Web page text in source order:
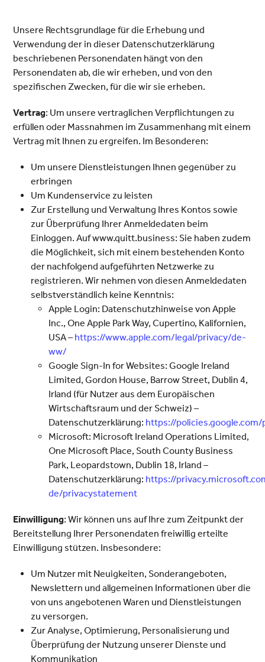
Unsere Rechtsgrundlage für die Erhebung und
Verwendung der in dieser Datenschutzerklärung
beschriebenen Personendaten hängt von den
Personendaten ab, die wir erheben, und von den
spezifischen Zwecken, für die wir sie erheben.
Vertrag: Um unsere vertraglichen Verpflichtungen zu
erfüllen oder Massnahmen im Zusammenhang mit einem
Vertrag mit Ihnen zu ergreifen. Im Besonderen:
Um unsere Dienstleistungen Ihnen gegenüber zu
erbringen
Um Kundenservice zu leisten
Zur Erstellung und Verwaltung Ihres Kontos sowie
zur Überprüfung Ihrer Anmeldedaten beim
Einloggen. Auf www.quitt.business: Sie haben zudem
die Möglichkeit, sich mit einem bestehenden Konto
der nachfolgend aufgeführten Netzwerke zu
registrieren. Wir nehmen von diesen Anmeldedaten
selbstverständlich keine Kenntnis:
Apple Login: Datenschutzhinweise von Apple
Inc., One Apple Park Way, Cupertino, Kalifornien,
USA – https://www.apple.com/legal/privacy/de-
ww/
Google Sign-In for Websites: Google Ireland
Limited, Gordon House, Barrow Street, Dublin 4,
Irland (für Nutzer aus dem Europäischen
Wirtschaftsraum und der Schweiz) –
Datenschutzerklärung: https://policies.google.com/
Microsoft: Microsoft Ireland Operations Limited,
One Microsoft Place, South County Business
Park, Leopardstown, Dublin 18, Irland –
Datenschutzerklärung: https://
de/privacystatement
Einwilligung: Wir können uns auf Ihre zum Zeitpunkt der
Bereitstellung Ihrer Personendaten freiwillig erteilte
Einwilligung stützen. Insbesondere:
Um Nutzer mit Neuigkeiten, Sonderangeboten,
Newslettern und allgemeinen Informationen über die
von uns angebotenen Waren und Dienstleistungen
zu versorgen.
Zur Analyse, Optimierung, Personalisierung und
Überprüfung der Nutzung unserer Dienste und
Kommunikation